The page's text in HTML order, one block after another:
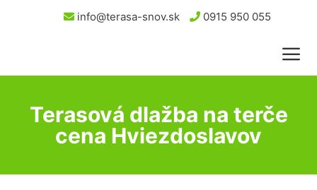
info@terasa-snov.sk 0915 950 055
Terasová dlažba na terče
cena Hviezdoslavov